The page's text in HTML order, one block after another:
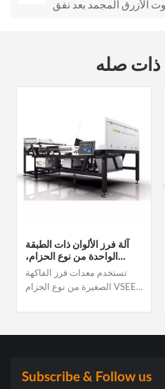
ذات صله
آلة فرز الألوان ذات الطبقة
الواحدة من نوع الحزام،
حاصلة على شهادة CE، لفرز
ألوان الثوم الطازج المقشر،
وفصل ألوان الجوز واللوز.
تستخدم معدات فرز الفاكهة
الصغيرة من نوع الحزام VSEE
مبتكر للتعامل مع المهام
Subscribe & Follow us